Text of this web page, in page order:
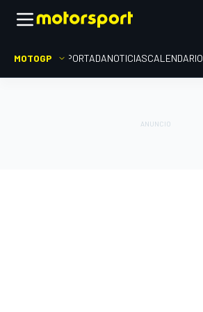
MOTOGP PORTADANOTICIASCALENDARIO